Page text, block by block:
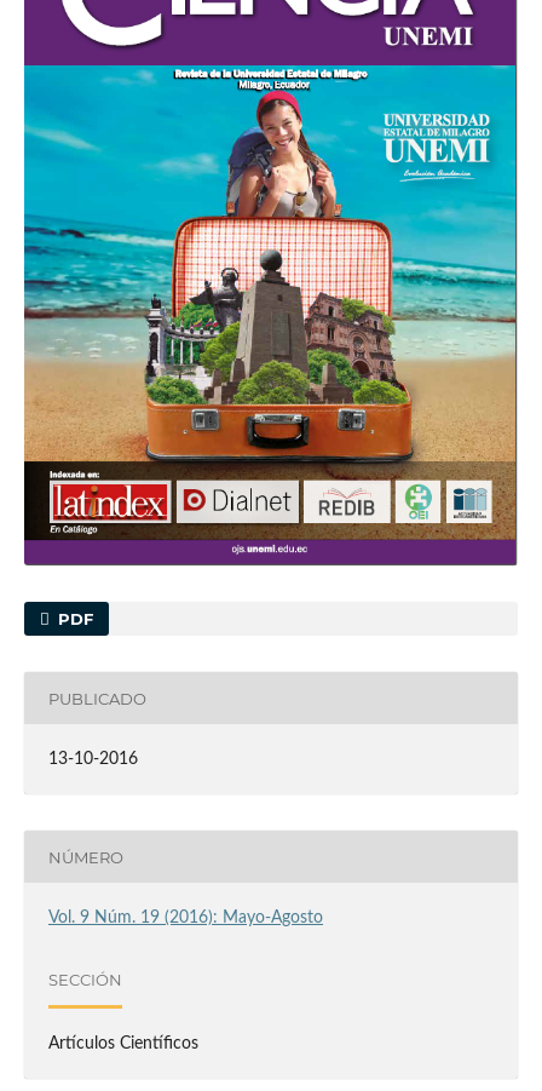
PDF
PUBLICADO
13-10-2016
NÚMERO
Vol. 9 Núm. 19 (2016): Mayo-Agosto
SECCIÓN
Artículos Científicos